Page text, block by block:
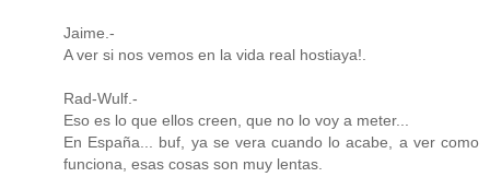
Jaime.-
A ver si nos vemos en la vida real hostiaya!.
Rad-Wulf.-
Eso es lo que ellos creen, que no lo voy a meter...
En España... buf, ya se vera cuando lo acabe, a ver como
funciona, esas cosas son muy lentas.